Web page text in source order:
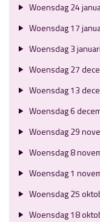
Woensdag 24
Woensdag 17
Woensdag 3
Woensdag 27
Woensdag 13
Woensdag 6
Woensdag 29
Woensdag 8
Woensdag 1
Woensdag 25
Woensdag 18